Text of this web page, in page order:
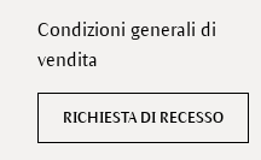
Condizioni generali di
vendita
RICHIESTA DI RECESSO